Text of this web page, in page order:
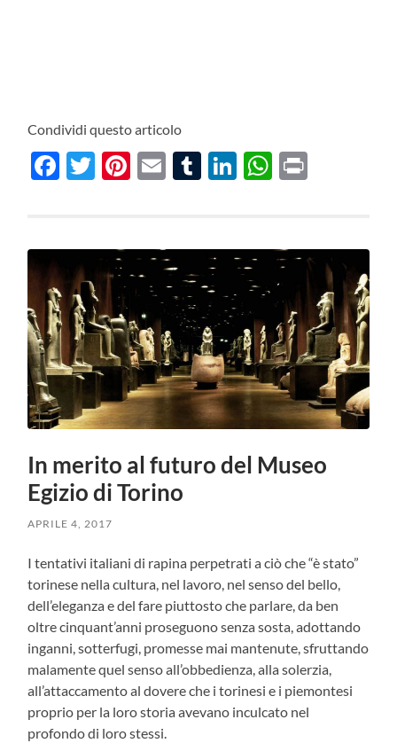
Condividi questo articolo
Facebook
Twitter
Pinterest
EmailTumblr
LinkedIn
In merito al futuro del Museo
Egizio di Torino
APRILE 4, 2017
I tentativi italiani di rapina perpetrati a ciò che “è stato”
torinese nella cultura, nel lavoro, nel senso del bello,
dell’eleganza e del fare piuttosto che parlare, da ben
oltre cinquant’anni proseguono senza sosta, adottando
inganni, sotterfugi, promesse mai mantenute, sfruttando
malamente quel senso all’obbedienza, alla solerzia,
all’attaccamento al dovere che i torinesi e i piemontesi
proprio per la loro storia avevano inculcato nel
profondo di loro stessi.